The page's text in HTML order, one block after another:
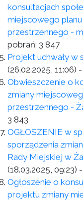
konsultacjach
miejscowego
przestrzennego -
pobrań: 3 847
Projekt uchwały w
(26.02.2025, 11:06)
Obwieszczenie o
zmiany
przestrzennego -
3 843
OGŁOSZENIE w
sporządzenia
Rady Miejskiej w
(18.03.2025, 09:23)
Ogłoszenie o
projektu zmiany